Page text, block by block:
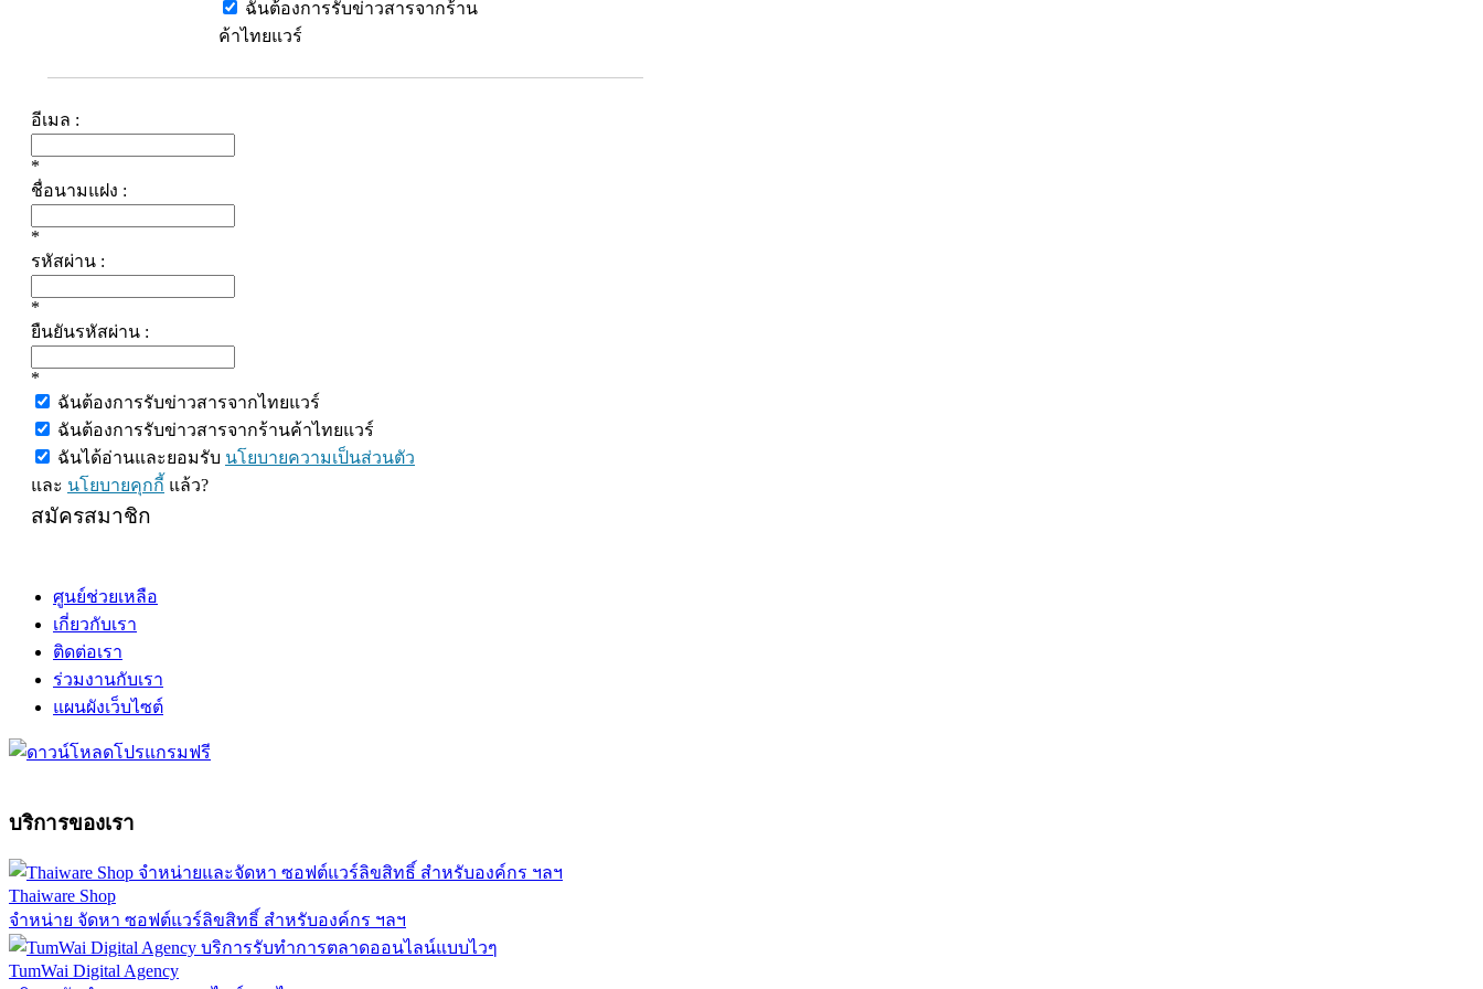
ฉันต้องการรับข่าวสารจากร้าน
ค้าไทยแวร์
อีเมล :
*
ชื่อนามแฝง :
*
รหัสผ่าน :
*
ยืนยันรหัสผ่าน :
*
ฉันต้องการรับข่าวสารจากไทยแวร์
ฉันต้องการรับข่าวสารจากร้านค้าไทยแวร์
ฉันได้อ่านและยอมรับ นโยบายความเป็นส่วนตัว
และ นโยบายคุกกี้ แล้ว?
สมัครสมาชิก
ศูนย์ช่วยเหลือ
เกี่ยวกับเรา
ติดต่อเรา
ร่วมงานกับเรา
แผนผังเว็บไซต์
บริการของเรา
Thaiware Shop
จำหน่าย จัดหา ซอฟต์แวร์ลิขสิทธิ์ สำหรับองค์กร ฯลฯ
TumWai Digital Agency